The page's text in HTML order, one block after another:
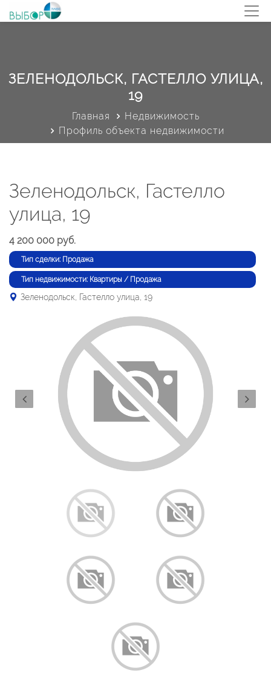
ЗЕЛЕНОДОЛЬСК, ГАСТЕЛЛО УЛИЦА,
19
Главная
Недвижимость
Профиль объекта недвижимости
Зеленодольск, Гастелло
улица, 19
4 200 000 руб.
Тип сделки: Продажа
Тип недвижимости: Квартиры / Продажа
Зеленодольск, Гастелло улица, 19